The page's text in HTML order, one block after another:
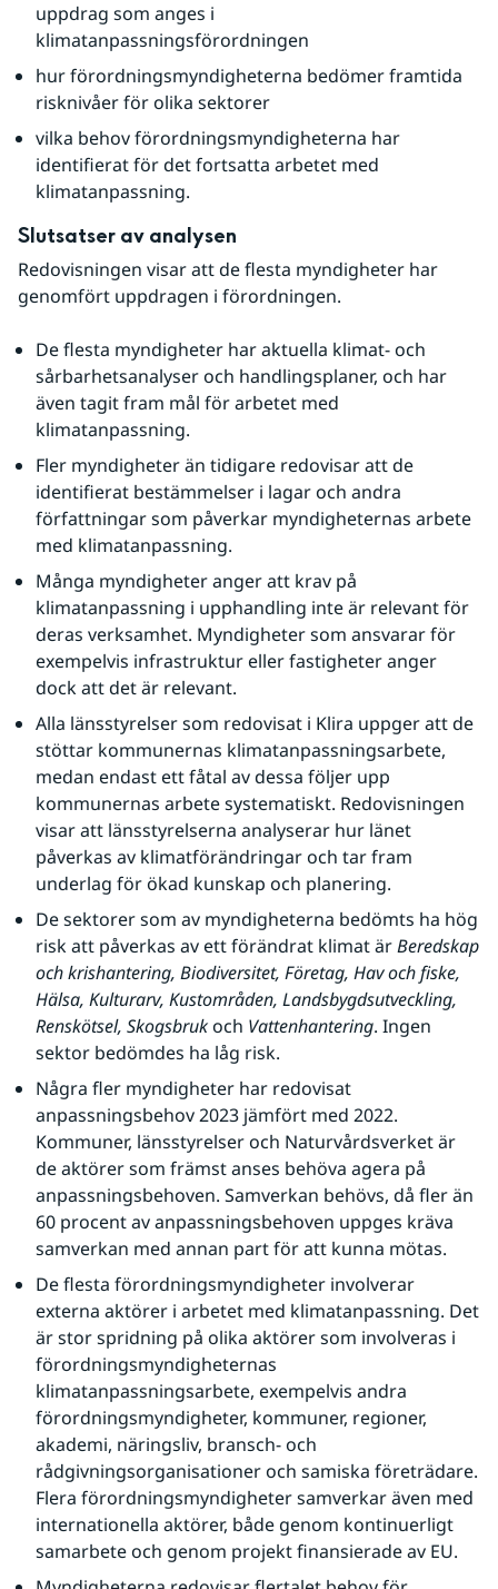
uppdrag som anges i
klimatanpassningsförordningen
hur förordningsmyndigheterna bedömer framtida
risknivåer för olika sektorer
vilka behov förordningsmyndigheterna har
identifierat för det fortsatta arbetet med
klimatanpassning.
Slutsatser av analysen
Redovisningen visar att de flesta myndigheter har
genomfört uppdragen i förordningen.
De flesta myndigheter har aktuella klimat- och
sårbarhetsanalyser och handlingsplaner, och har
även tagit fram mål för arbetet med
klimatanpassning.
Fler myndigheter än tidigare redovisar att de
identifierat bestämmelser i lagar och andra
författningar som påverkar myndigheternas arbete
med klimatanpassning.
Många myndigheter anger att krav på
klimatanpassning i upphandling inte är relevant för
deras verksamhet. Myndigheter som ansvarar för
exempelvis infrastruktur eller fastigheter anger
dock att det är relevant.
Alla länsstyrelser som redovisat i Klira uppger att de
stöttar kommunernas klimatanpassningsarbete,
medan endast ett fåtal av dessa följer upp
kommunernas arbete systematiskt. Redovisningen
visar att länsstyrelserna analyserar hur länet
påverkas av klimatförändringar och tar fram
underlag för ökad kunskap och planering.
De sektorer som av myndigheterna bedömts ha hög
risk att påverkas av ett förändrat klimat är Beredskap
och krishantering, Biodiversitet, Företag, Hav och fiske,
Hälsa, Kulturarv, Kustområden, Landsbygdsutveckling,
Renskötsel, Skogsbruk och Vattenhantering. Ingen
sektor bedömdes ha låg risk.
Några fler myndigheter har redovisat
anpassningsbehov 2023 jämfört med 2022.
Kommuner, länsstyrelser och Naturvårdsverket är
de aktörer som främst anses behöva agera på
anpassningsbehoven. Samverkan behövs, då fler än
60 procent av anpassningsbehoven uppges kräva
samverkan med annan part för att kunna mötas.
De flesta förordningsmyndigheter involverar
externa aktörer i arbetet med klimatanpassning. Det
är stor spridning på olika aktörer som involveras i
förordningsmyndigheternas
klimatanpassningsarbete, exempelvis andra
förordningsmyndigheter, kommuner, regioner,
akademi, näringsliv, bransch- och
rådgivningsorganisationer och samiska företrädare.
Flera förordningsmyndigheter samverkar även med
internationella aktörer, både genom kontinuerligt
samarbete och genom projekt finansierade av EU.